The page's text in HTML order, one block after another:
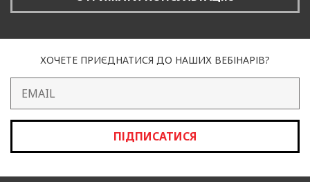
ХОЧЕТЕ ПРИЄДНАТИСЯ ДО НАШИХ ВЕБІНАРІВ?
ПІДПИСАТИСЯ